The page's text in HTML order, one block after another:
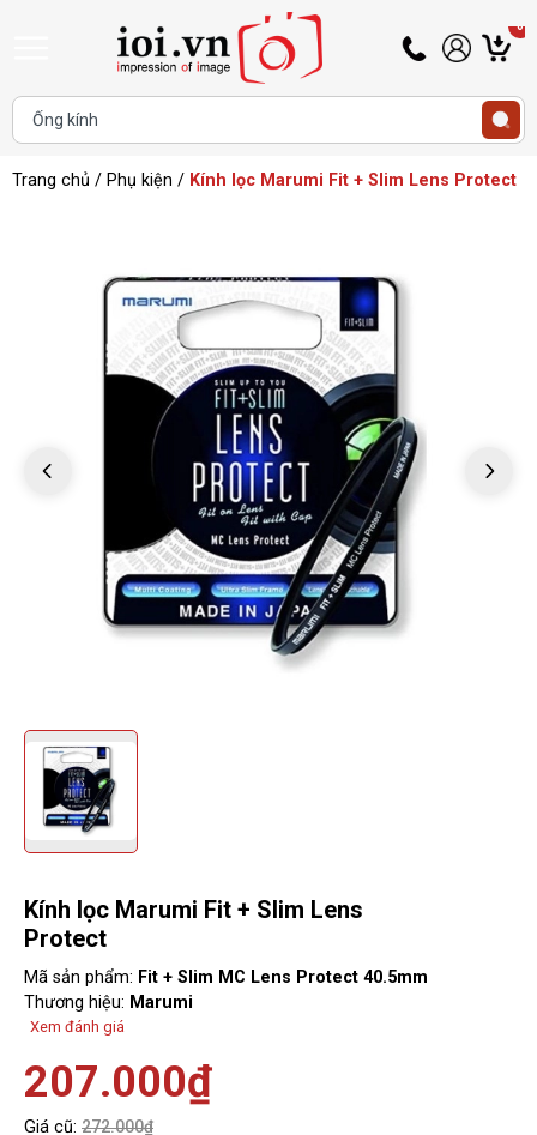
Hotline
0345
433
Tài
khoản
Khách
0
Trang chủ / Phụ kiện / Kính lọc Marumi Fit + Slim Lens Protect
Kính lọc Marumi Fit + Slim Lens
Protect
Mã sản phẩm: Fit + Slim MC Lens Protect 40.5mm
Thương hiệu: Marumi
Xem đánh giá
207.000₫
Giá cũ: 272.000₫